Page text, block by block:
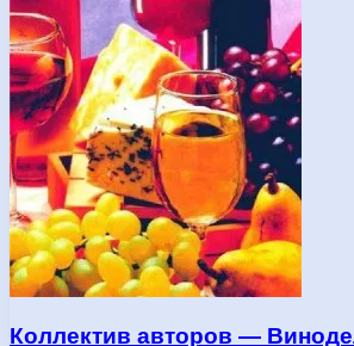
Коллектив авторов —